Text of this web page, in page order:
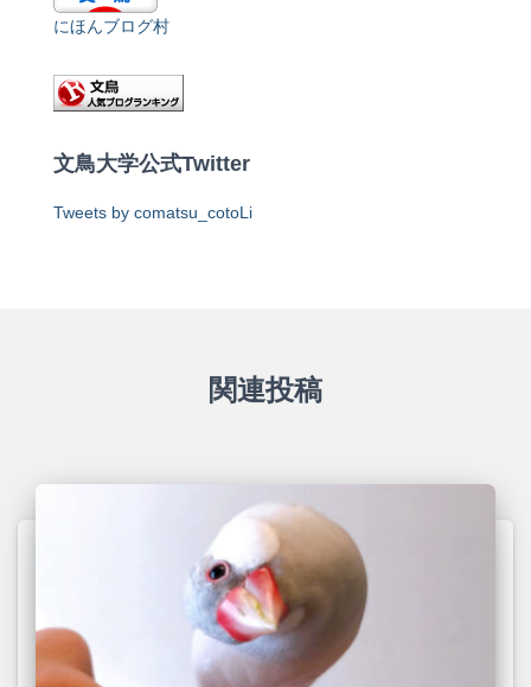
にほんブログ村
文鳥大学公式Twitter
Tweets by comatsu_cotoLi
関連投稿